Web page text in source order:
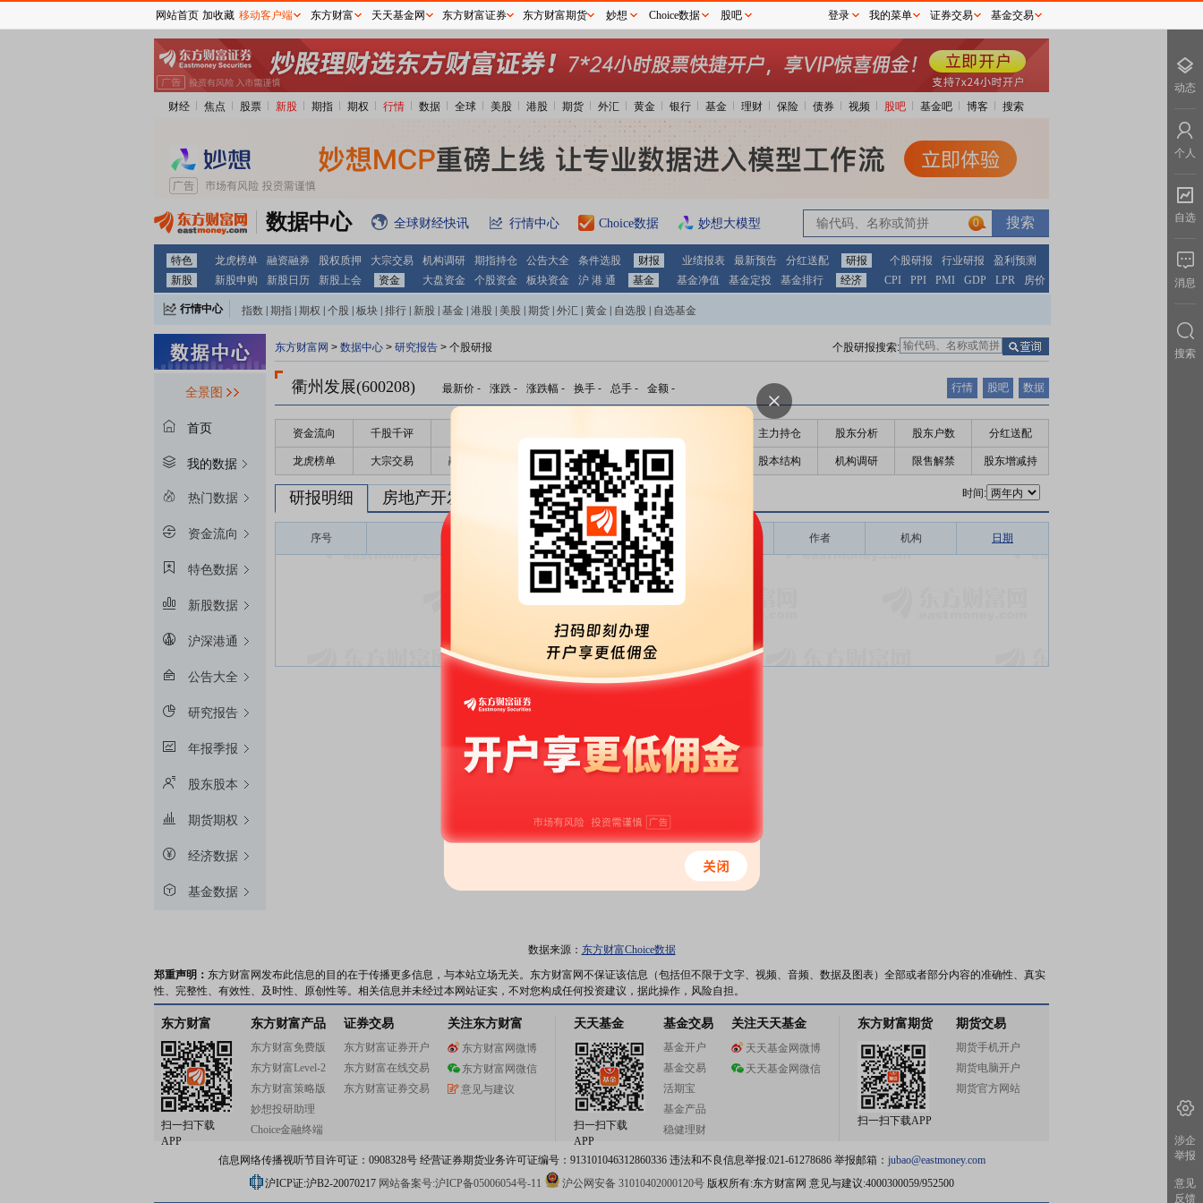
财经 焦点 股票 新股 期指 期权 行情 数据 全球 美股 港股 期货 外汇 黄金 银行 基金 理财 保险 债券 视频 股吧 基金吧 博客 搜索
数据中心 全球财经快讯 行情中心 Choice数据 妙想大模型 0
特色 龙虎榜单 融资融券 股权质押 大宗交易 机构调研 期指持仓 公告大全 条件选股 财报 业绩报表 最新预告 分红送配 研报 个股研报 行业研报
盈利预测
新股
新股申购 新股日历 新股上会 资金 大盘资金 个股资金 板块资金 沪 港 通 基金 基金净值 基金定投 基金排行 经济 CPI PPI PMI GDP LPR 房价
行情中心 指数 期指 期权 个股 板块 排行 新股 基金 港股 美股 期货 外汇 黄金 自选股 自选基金
全景图
首页
我的数据
热门数据
资金流向
特色数据
新股数据
沪深港通
公告大全
研究报告
年报季报
股东股本
期货期权
经济数据
基金数据
东方财富网 > 数据中心 > 研究报告 > 个股研报 个股研报搜索:
衢州发展(600208) 最新价 - 涨跌 - 涨跌幅 - 换手 - 总手 - 金额 - 行情 股吧 数据
资金流向 千股千评 主力持仓 股东分析 股东户数 分红送配
龙虎榜单 大宗交易 融资融券 高管持股 股东大会 股本结构 机构调研 限售解禁 股东增减持
时间:
研报明细 房地产开发研报 房地产开发盈利预测
序号
东财
评级
作者 机构 日期
数据来源： 东方财富Choice数据
郑重声明： 东方财富网发布此信息的目的在于传播更多信息，与本站立场无关。东方财富网不保证该信息（包括但不限于文字、视频、音频、数据及图表）全部或者部分内容的准确性、真实
性、完整性、有效性、及时性、原创性等。相关信息并未经过本网站证实，不对您构成任何投资建议，据此操作，风险自担。
东方财富
扫一扫下载
APP
东方财富产品
东方财富免费版
东方财富Level-2
东方财富策略版
妙想投研助理
Choice金融终端
证券交易
东方财富证券开户
东方财富在线交易
东方财富证券交易
关注东方财富
东方财富网微博
东方财富网微信
意见与建议
天天基金
扫一扫下载
APP
基金交易
基金开户
基金交易
活期宝
基金产品
稳健理财
关注天天基金
天天基金网微博
天天基金网微信
东方财富期货
扫一扫下载APP
期货交易
期货手机开户
期货电脑开户
期货官方网站
信息网络传播视听节目许可证：0908328号 经营证券期货业务许可证编号：913101046312860336 违法和不良信息举报:021-61278686 举报邮箱： jubao@eastmoney.com
沪ICP证:沪B2-20070217 网站备案号:沪ICP备05006054号-11 沪公网安备 31010402000120号版权所有:东方财富网 意见与建议:4000300059/952500
网站首页 加收藏 移动客户端 东方财富 天天基金网 东方财富证券 东方财富期货 妙想 Choice数据 股吧 登录 我的菜单 证券交易 基金交易
动态
个人
自选
消息
搜索
涉企
举报
意见
反馈